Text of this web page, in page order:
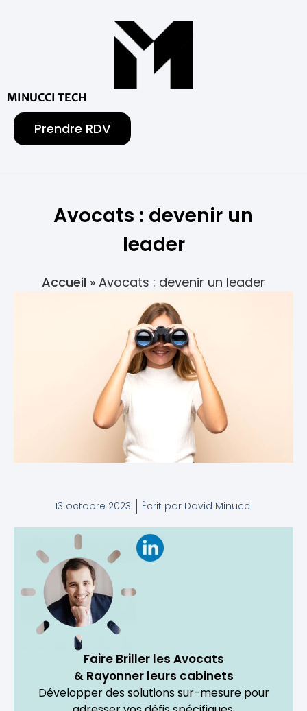
MINUCCI TECH
Prendre RDV
Avocats : devenir un
leader
Accueil » Avocats : devenir un leader
13 octobre 2023 Écrit par David Minucci
Faire Briller les Avocats
& Rayonner leurs cabinets
Développer des solutions sur-mesure pour